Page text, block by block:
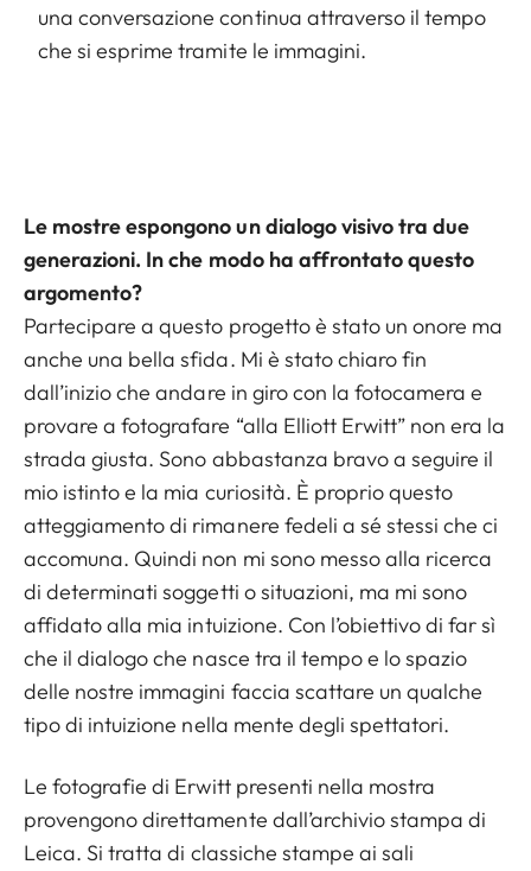
una conversazione continua attraverso il tempo
che si esprime tramite le immagini.
Le mostre espongono un dialogo visivo tra due
generazioni. In che modo ha affrontato questo
argomento?
Partecipare a questo progetto è stato un onore ma
anche una bella sfida. Mi è stato chiaro fin
dall’inizio che andare in giro con la fotocamera e
provare a fotografare “alla Elliott Erwitt” non era la
strada giusta. Sono abbastanza bravo a seguire il
mio istinto e la mia curiosità. È proprio questo
atteggiamento di rimanere fedeli a sé stessi che ci
accomuna. Quindi non mi sono messo alla ricerca
di determinati soggetti o situazioni, ma mi sono
affidato alla mia intuizione. Con l’obiettivo di far sì
che il dialogo che nasce tra il tempo e lo spazio
delle nostre immagini faccia scattare un qualche
tipo di intuizione nella mente degli spettatori.
Le fotografie di Erwitt presenti nella mostra
provengono direttamente dall’archivio stampa di
Leica. Si tratta di classiche stampe ai sali